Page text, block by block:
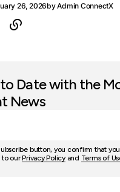
26, 2026byAdmin ConnectX
Date with the
News
button, you confirm that
to ourPrivacy Policyand Terms of